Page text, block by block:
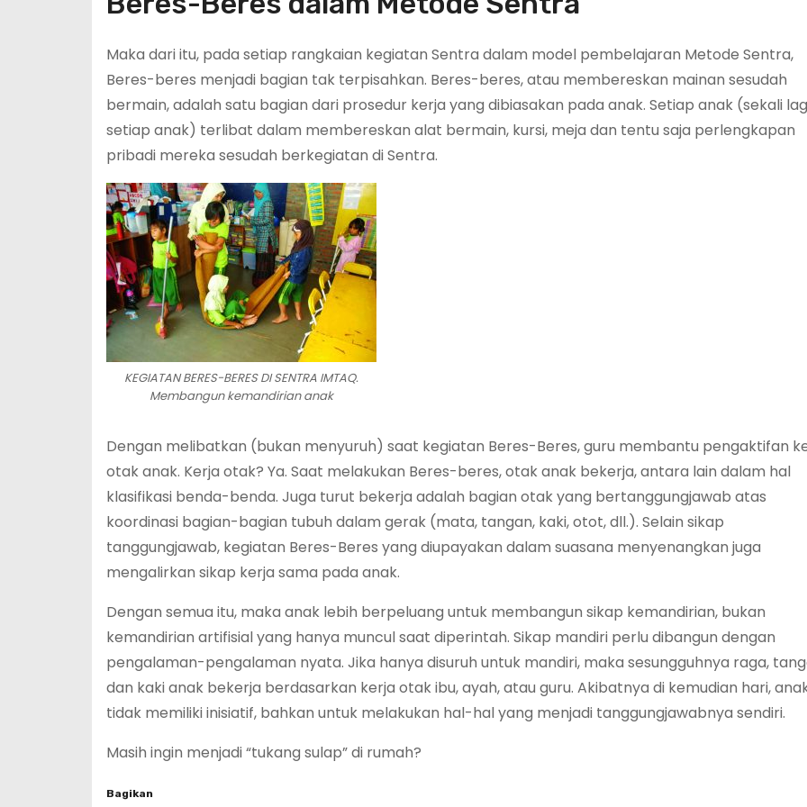
Maka dari itu, pada setiap rangkaian kegiatan Sentra dalam model pembelajaran Metode Sentra,
Beres-beres menjadi bagian tak terpisahkan. Beres-beres, atau membereskan mainan sesudah
bermain, adalah satu bagian dari prosedur kerja yang dibiasakan pada anak. Setiap anak (sekali
setiap anak) terlibat dalam membereskan alat bermain, kursi, meja dan tentu saja perlengkapan
pribadi mereka sesudah berkegiatan di Sentra.
KEGIATAN BERES-BERES DI SENTRA IMTAQ.
Membangun kemandirian anak
Dengan melibatkan (bukan menyuruh) saat kegiatan Beres-Beres, guru membantu pengaktifan
otak anak. Kerja otak? Ya. Saat melakukan Beres-beres, otak anak bekerja, antara lain dalam hal
klasifikasi benda-benda. Juga turut bekerja adalah bagian otak yang bertanggungjawab atas
koordinasi bagian-bagian tubuh dalam gerak (mata, tangan, kaki, otot, dll.). Selain sikap
tanggungjawab, kegiatan Beres-Beres yang diupayakan dalam suasana menyenangkan juga
mengalirkan sikap kerja sama pada anak.
Dengan semua itu, maka anak lebih berpeluang untuk membangun sikap kemandirian, bukan
kemandirian artifisial yang hanya muncul saat diperintah. Sikap mandiri perlu dibangun dengan
pengalaman-pengalaman nyata. Jika hanya disuruh untuk mandiri, maka sesungguhnya raga,
dan kaki anak bekerja berdasarkan kerja otak ibu, ayah, atau guru. Akibatnya di kemudian hari,
tidak memiliki inisiatif, bahkan untuk melakukan hal-hal yang menjadi tanggungjawabnya sendiri.
Masih ingin menjadi “tukang sulap” di rumah?
Bagikan